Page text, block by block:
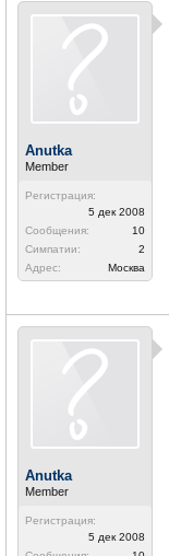
Anutka
Member
Регистрация:
5 дек 2008
Сообщения:
10
Симпатии:
2
Адрес:
Москва
Anutka
Member
Регистрация:
5 дек 2008